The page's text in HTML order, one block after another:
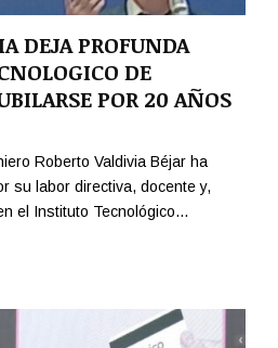
DEJA PROFUNDA
DE
POR 20 AÑOS
Roberto Valdivia Béjar ha
su labor directiva, docente y,
el Instituto Tecnológico...